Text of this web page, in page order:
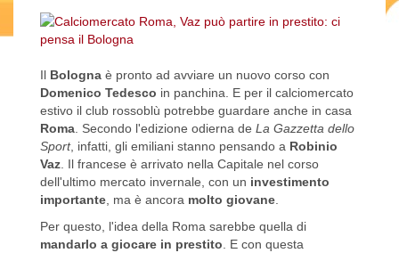
Il Bologna è pronto ad avviare un nuovo corso con
Domenico Tedesco in panchina. E per il calciomercato
estivo il club rossoblù potrebbe guardare anche in casa
Roma. Secondo l'edizione odierna de La Gazzetta dello
Sport, infatti, gli emiliani stanno pensando a Robinio
Vaz. Il francese è arrivato nella Capitale nel corso
dell'ultimo mercato invernale, con un investimento
importante, ma è ancora molto giovane.
Per questo, l'idea della Roma sarebbe quella di
mandarlo a giocare in prestito. E con questa